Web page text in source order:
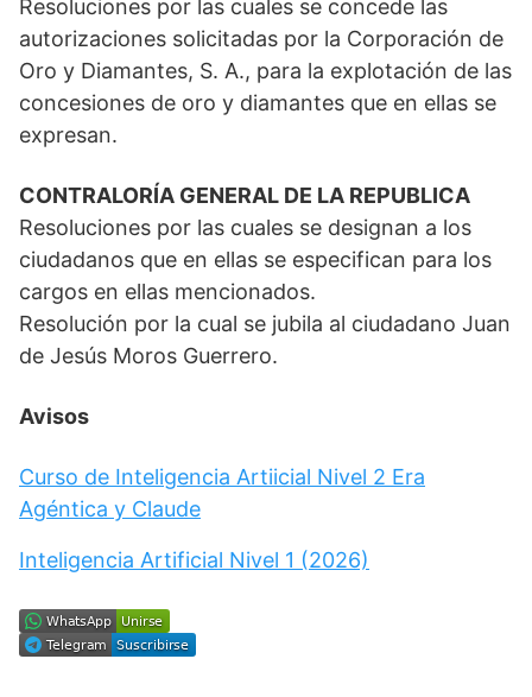
Resoluciones por las cuales se concede las
autorizaciones solicitadas por la Corporación de
Oro y Diamantes, S. A., para la explotación de las
concesiones de oro y diamantes que en ellas se
expresan.
CONTRALORÍA GENERAL DE LA REPUBLICA
Resoluciones por las cuales se designan a los
ciudadanos que en ellas se especifican para los
cargos en ellas mencionados.
Resolución por la cual se jubila al ciudadano Juan
de Jesús Moros Guerrero.
Avisos
Curso de Inteligencia Artiicial Nivel 2 Era
Agéntica y Claude
Inteligencia Artificial Nivel 1 (2026)